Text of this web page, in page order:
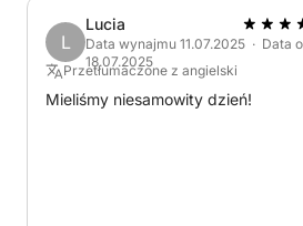
L
Lucia
Data wynajmu 11.07.2025 · Data
18.07.2025
Przetłumaczone z angielski
Mieliśmy niesamowity dzień!